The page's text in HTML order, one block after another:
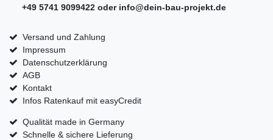
+49 5741 9099422 oder info@dein-bau-projekt.de
Versand und Zahlung
Impressum
Datenschutzerklärung
AGB
Kontakt
Infos Ratenkauf mit easyCredit
Qualität made in Germany
Schnelle & sichere Lieferung